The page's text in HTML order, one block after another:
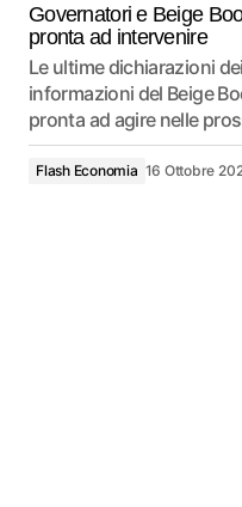
Governatori e Beige
pronta ad intervenire
Le ultime dichiarazioni
informazioni del Beige
pronta ad agire nelle
Flash Economia 16 Ottobre